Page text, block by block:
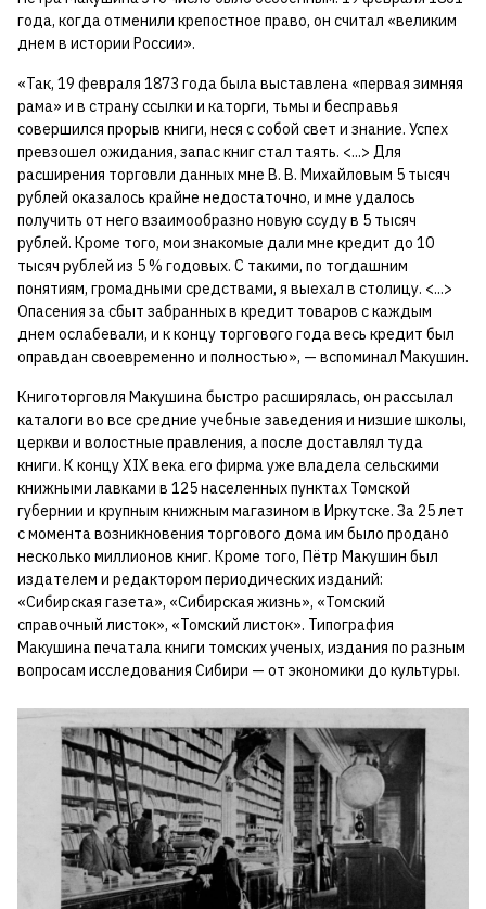
года, когда отменили крепостное право, он считал «великим
днем в истории России».
«Так, 19 февраля 1873 года была выставлена «первая зимняя
рама» и в страну ссылки и каторги, тьмы и бесправья
совершился прорыв книги, неся с собой свет и знание. Успех
превзошел ожидания, запас книг стал таять. <...> Для
расширения торговли данных мне В. В. Михайловым 5 тысяч
рублей оказалось крайне недостаточно, и мне удалось
получить от него взаимообразно новую ссуду в 5 тысяч
рублей. Кроме того, мои знакомые дали мне кредит до 10
тысяч рублей из 5 % годовых. С такими, по тогдашним
понятиям, громадными средствами, я выехал в столицу. <...>
Опасения за сбыт забранных в кредит товаров с каждым
днем ослабевали, и к концу торгового года весь кредит был
оправдан своевременно и полностью», — вспоминал Макушин.
Книготорговля Макушина быстро расширялась, он рассылал
каталоги во все средние учебные заведения и низшие школы,
церкви и волостные правления, а после доставлял туда
книги. К концу XIX века его фирма уже владела сельскими
книжными лавками в 125 населенных пунктах Томской
губернии и крупным книжным магазином в Иркутске. За 25 лет
с момента возникновения торгового дома им было продано
несколько миллионов книг. Кроме того, Пётр Макушин был
издателем и редактором периодических изданий:
«Сибирская газета», «Сибирская жизнь», «Томский
справочный листок», «Томский листок». Типография
Макушина печатала книги томских ученых, издания по разным
вопросам исследования Сибири — от экономики до культуры.